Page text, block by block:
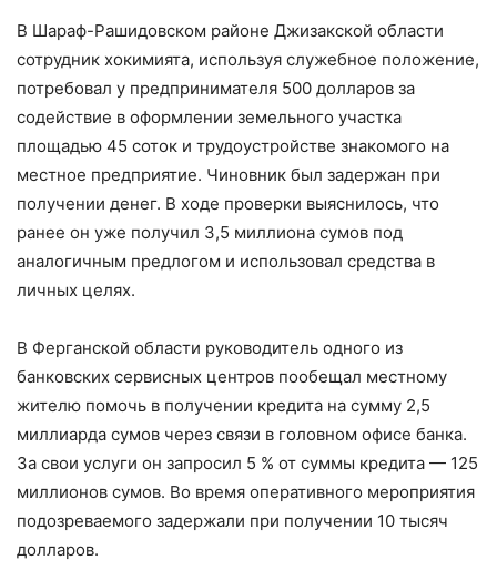
В Шараф-Рашидовском районе Джизакской области
сотрудник хокимията, используя служебное положение,
потребовал у предпринимателя 500 долларов за
содействие в оформлении земельного участка
площадью 45 соток и трудоустройстве знакомого на
местное предприятие. Чиновник был задержан при
получении денег. В ходе проверки выяснилось, что
ранее он уже получил 3,5 миллиона сумов под
аналогичным предлогом и использовал средства в
личных целях.
В Ферганской области руководитель одного из
банковских сервисных центров пообещал местному
жителю помочь в получении кредита на сумму 2,5
миллиарда сумов через связи в головном офисе банка.
За свои услуги он запросил 5 % от суммы кредита — 125
миллионов сумов. Во время оперативного мероприятия
подозреваемого задержали при получении 10 тысяч
долларов.